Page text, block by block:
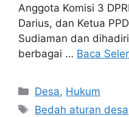
Anggota Komisi 3
Darius, dan Ketua
Sudiaman dan
berbagai … Baca
Kategori
Desa, Hukum
Tag
Bedah aturan desa